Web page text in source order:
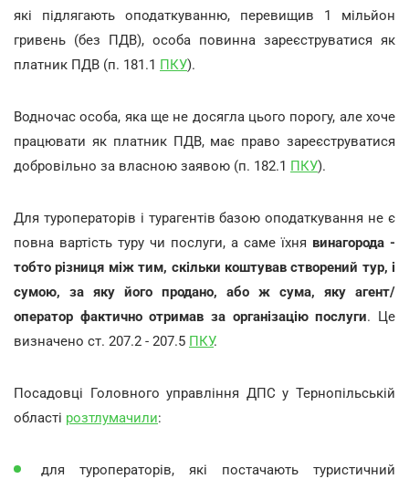
які підлягають оподаткуванню, перевищив 1 мільйон
гривень (без ПДВ), особа повинна зареєструватися як
платник ПДВ (п. 181.1 ПКУ).
Водночас особа, яка ще не досягла цього порогу, але хоче
працювати як платник ПДВ, має право зареєструватися
добровільно за власною заявою (п. 182.1 ПКУ).
Для туроператорів і турагентів базою оподаткування не є
повна вартість туру чи послуги, а саме їхня винагорода -
тобто різниця між тим, скільки коштував створений тур, і
сумою, за яку його продано, або ж сума, яку агент/
оператор фактично отримав за організацію послуги. Це
визначено ст. 207.2 - 207.5 ПКУ.
Посадовці Головного управління ДПС у Тернопільській
області розтлумачили:
для туроператорів, які постачають туристичний